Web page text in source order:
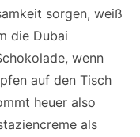
sorgen, weiß
die Dubai
wenn
auf den Tisch
heuer also
als